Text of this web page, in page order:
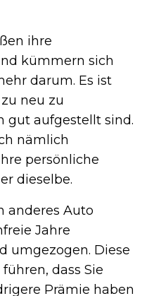
ihre
kümmern sich
darum. Es ist
neu zu
gut aufgestellt sind.
nämlich
persönliche
dieselbe.
anderes Auto
Jahre
umgezogen. Diese
dass Sie
Prämie haben